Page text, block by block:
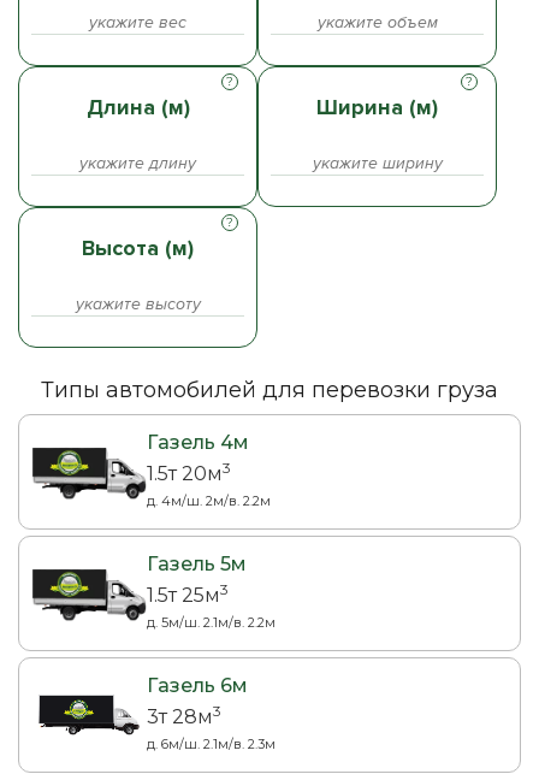
Длина (м) Ширина (м)
Высота (м)
Типы автомобилей для перевозки груза
Газель 4м
1.5т 20м3
д. 4м/ш. 2м/в. 2.2м
Газель 5м
1.5т 25м3
д. 5м/ш. 2.1м/в. 2.2м
Газель 6м
3т 28м3
д. 6м/ш. 2.1м/в. 2.3м